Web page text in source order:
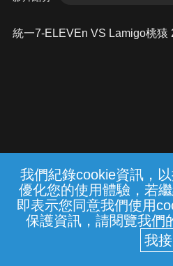
我們紀錄cookie資訊，
優化您的使用體驗，若
即表示您同意我們使用
保護資訊，請閱覽我們
統一7-ELEVEn VS Lamigo桃猿
常見問題 線上客服
中華電信股份有限公
(統一編號：